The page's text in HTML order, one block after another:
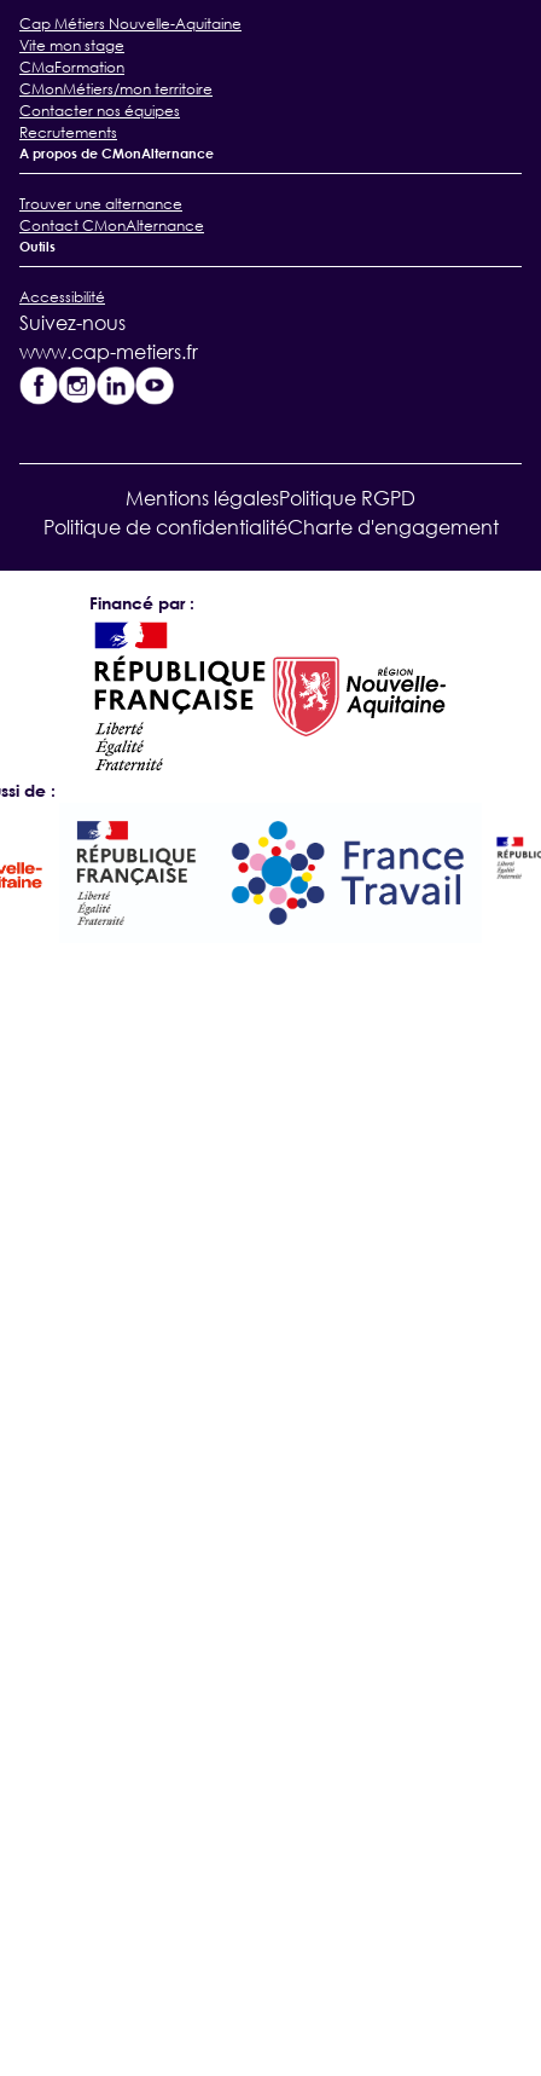
Cap Métiers Nouvelle-Aquitaine
Vite mon stage
CMaFormation
CMonMétiers/mon territoire
Contacter nos équipes
Recrutements
A propos de CMonAlternance
Trouver une alternance
Contact CMonAlternance
Outils
Accessibilité
Suivez-nous
www.cap-metiers.fr
Mentions légalesPolitique RGPD
Politique de confidentialitéCharte d'engagement
Financé par :
de :